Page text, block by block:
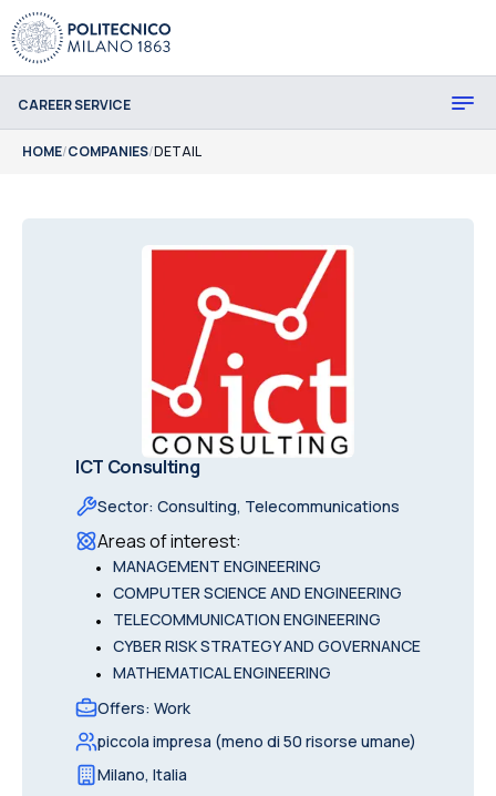
CAREER SERVICE
HOME/COMPANIES/DETAIL
ICT Consulting
Sector: Consulting, Telecommunications
Areas of interest:
• MANAGEMENT ENGINEERING
• COMPUTER SCIENCE AND ENGINEERING
• TELECOMMUNICATION ENGINEERING
• CYBER RISK STRATEGY AND GOVERNANCE
• MATHEMATICAL ENGINEERING
Offers: Work
piccola impresa (meno di 50 risorse umane)
Milano, Italia